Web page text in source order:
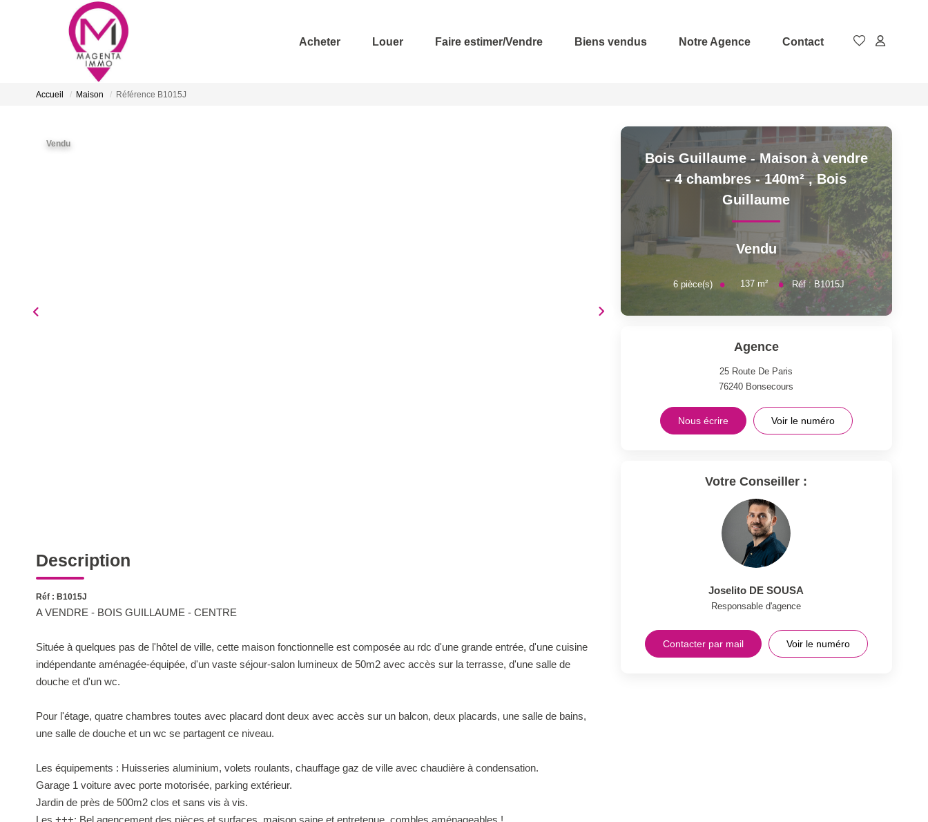
Acheter Louer Faire estimer/Vendre Biens vendus Notre Agence Contact
Accueil Maison Référence B1015J
Vendu
Description
Réf : B1015J
A VENDRE - BOIS GUILLAUME - CENTRE
Située à quelques pas de l'hôtel de ville, cette maison fonctionnelle est composée au rdc d'une grande entrée, d'une cuisine
indépendante aménagée-équipée, d'un vaste séjour-salon lumineux de 50m2 avec accès sur la terrasse, d'une salle de
douche et d'un wc.
Pour l'étage, quatre chambres toutes avec placard dont deux avec accès sur un balcon, deux placards, une salle de bains,
une salle de douche et un wc se partagent ce niveau.
Les équipements : Huisseries aluminium, volets roulants, chauffage gaz de ville avec chaudière à condensation.
Garage 1 voiture avec porte motorisée, parking extérieur.
Jardin de près de 500m2 clos et sans vis à vis.
Les +++: Bel agencement des pièces et surfaces, maison saine et entretenue, combles aménageables !
Bois Guillaume - Maison à vendre
- 4 chambres - 140m²,Bois
Guillaume
Vendu
6pièce(s) 137m² Réf : B1015J
Agence
25 Route De Paris
76240 Bonsecours
Nous écrire Voir le numéro
Votre Conseiller :
Joselito DE SOUSA
Responsable d'agence
Contacter par mail Voir le numéro